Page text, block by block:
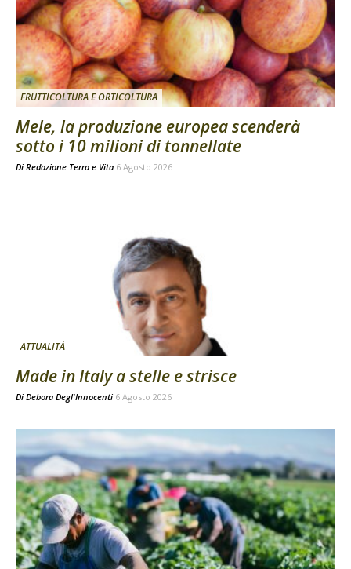
FRUTTICOLTURA E ORTICOLTURA
Mele, la produzione europea scenderà
sotto i 10 milioni di tonnellate
Di Redazione Terra e Vita 6 Agosto 2026
ATTUALITÀ
Made in Italy a stelle e strisce
Di Debora Degl'Innocenti 6 Agosto 2026